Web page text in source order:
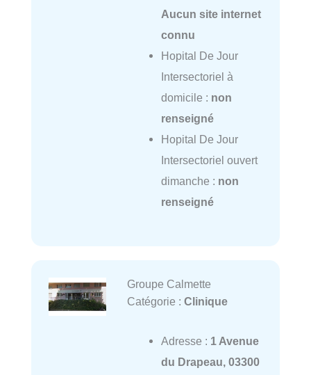
Aucun site internet
connu
Hopital De Jour
Intersectoriel à
domicile : non
renseigné
Hopital De Jour
Intersectoriel ouvert
dimanche : non
renseigné
Groupe Calmette
Catégorie : Clinique
Adresse : 1 Avenue
du Drapeau, 03300